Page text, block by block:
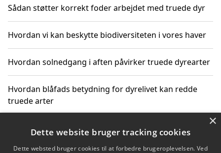
Sådan støtter korrekt foder arbejdet med truede dyr
Hvordan vi kan beskytte biodiversiteten i vores haver
Hvordan solnedgang i aften påvirker truede dyrearter
Hvordan blåfads betydning for dyrelivet kan redde
truede arter
Hvordan kan gaver til unge voksne støtte bevarelsen
×
Dette website bruger tracking cookies
Dette websted bruger cookies til at forbedre brugeroplevelsen. Ved